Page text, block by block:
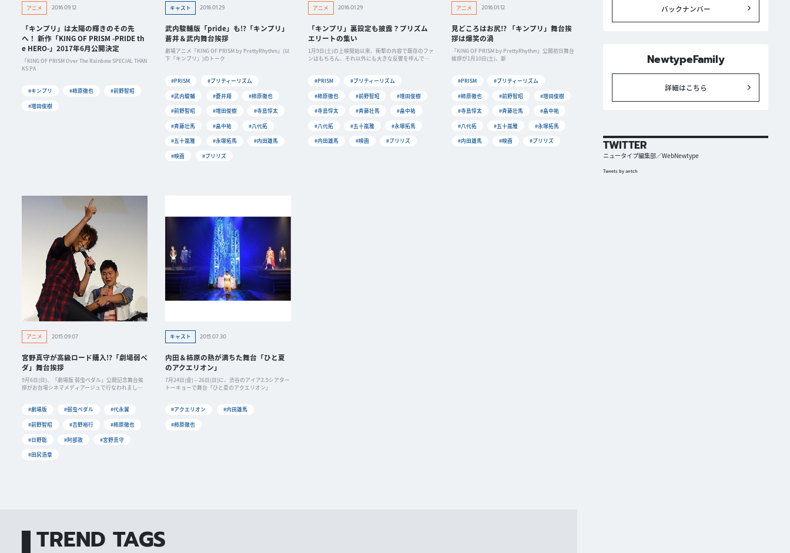
アニメ 2016.09.12
「キンプリ」は太陽の輝きのその先
へ！ 新作「KING OF PRISM -PRIDE th
e HERO-」2017年6月公開決定
「KING OF PRISM Over The Rainbow SPECIAL THAN
KS PA
#キンプリ #柿原徹也
#前野智昭
#増田俊樹
キャスト 2016.01.29
武内駿輔版「pride」も!?「キンプリ」
蒼井＆武内舞台挨拶
劇場アニメ「KING OF PRISM by PrettyRhythm」(以
下「キンプリ」)のトーク
#PRISM
#プリティーリズム
#武内駿輔
#蒼井翔
#柿原徹也
#前野智昭
#増田俊樹
#寺島惇太
#斉藤壮馬
#畠中祐
#八代拓
#五十嵐雅
#永塚拓馬
#内田雄馬
#映画
#プリリズ
アニメ 2016.01.29
「キンプリ」裏設定も披露？プリズム
エリートの集い
1月9日(土)の上映開始以来、衝撃の内容で既存のファ
ンはもちろん、それ以外にも大きな反響を呼んでい
#PRISM
#プリティーリズム
#柿原徹也
#前野智昭
#増田俊樹
#寺島惇太
#斉藤壮馬
#畠中祐
#八代拓
#五十嵐雅
#永塚拓馬
#内田雄馬
#映画 #プリリズ
アニメ 2016.01.12
見どころはお尻!? 「キンプリ」舞台挨
拶は爆笑の渦
「KING OF PRISM by PrettyRhythm」公開初日舞台
挨拶が1月10日(土)、新
#PRISM
#プリティーリズム
#柿原徹也
#前野智昭
#増田俊樹
#寺島惇太
#斉藤壮馬
#畠中祐
#八代拓
#五十嵐雅
#永塚拓馬
#内田雄馬
#映画 #プリリズ
アニメ 2015.09.07
宮野真守が高級ロード購入!?「劇場弱ペ
ダ」舞台挨拶
9月6日(日)、「劇場版 弱虫ペダル」公開記念舞台挨
拶がお台場シネマメディアージュで行なわれまし
#劇場版
#弱虫ペダル
#代永翼
#前野智昭
#吉野裕行
#柿原徹也
#日野聡
#阿部敦
#宮野真守
#田尻浩章
キャスト 2015.07.30
内田＆柿原の熱が満ちた舞台「ひと夏
のアクエリオン」
7月24日(金)～26日(日)に、渋谷のアイア2.5シアター
トーキョーで舞台「ひと夏のアクエリオン」
#アクエリオン
#内田雄馬
#柿原徹也
TREND TAGS
バックナンバー
NewtypeFamily
詳細はこちら
TWITTER
ニュータイプ編集部／WebNewtype
Tweets by antch